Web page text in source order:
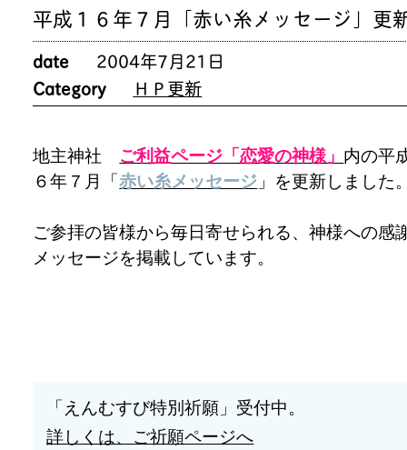
平成１６年７月「赤い糸メッセージ」更
date
2004年7月21日
Category
ＨＰ更新
地主神社 ご利益ページ「恋愛の神様」 内の平
６年７月「赤い糸メッセージ 」を更新しました
ご参拝の皆様から毎日寄せられる、神様への感
メッセージを掲載しています。
「えんむすび特別祈願」受付中。
詳しくは、ご祈願ページへ